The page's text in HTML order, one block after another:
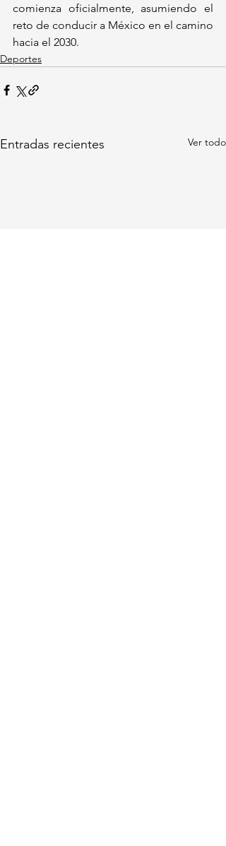
comienza oficialmente, asumiendo el
reto de conducir a México en el camino
hacia el 2030.
Deportes
Entradas recientes Ver todo